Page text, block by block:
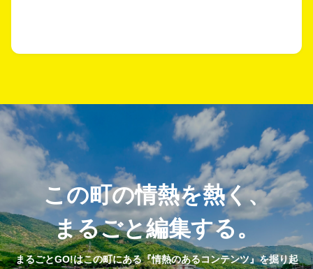
この町の情熱を熱く、
まるごと編集する。
まるごとGO!はこの町にある『情熱のあるコンテンツ』を掘り起